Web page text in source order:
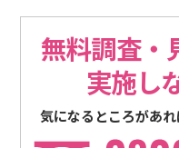
無料調査・
実施し
気になるところがあ